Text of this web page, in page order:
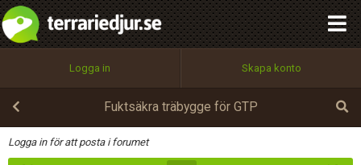
Logga in Skapa konto
Fuktsäkra träbygge för GTP
Logga in för att posta i forumet
Infoga
Utför
100%
OK
integritetspolicy
Namn:
Epost:
Begär nytt lösenord
Tillbaka till förstasidan